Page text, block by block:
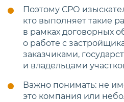
Поэтому СРО
кто выполняет такие
в рамках договорных
о работе с
заказчиками,
и владельцами
Важно понимать: не
это компания или